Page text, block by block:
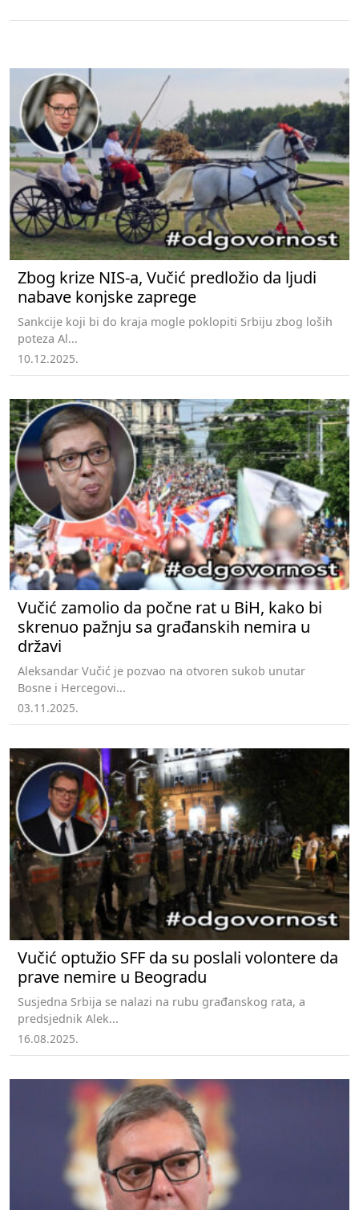
Zbog krize NIS-a, Vučić predložio da ljudi
nabave konjske zaprege
Sankcije koji bi do kraja mogle poklopiti Srbiju zbog loših
poteza Al...
10.12.2025.
Vučić zamolio da počne rat u BiH, kako bi
skrenuo pažnju sa građanskih nemira u
državi
Aleksandar Vučić je pozvao na otvoren sukob unutar
Bosne i Hercegovi...
03.11.2025.
Vučić optužio SFF da su poslali volontere da
prave nemire u Beogradu
Susjedna Srbija se nalazi na rubu građanskog rata, a
predsjednik Alek...
16.08.2025.